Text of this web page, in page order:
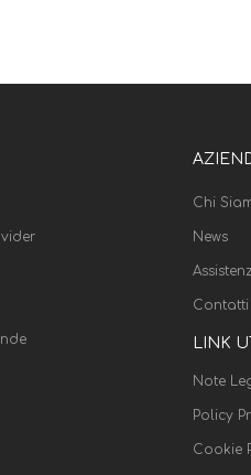
Chi
News
Contatti
LINK
Note
Policy
Cookie